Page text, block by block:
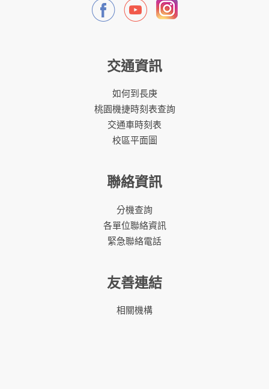
交通資訊
如何到長庚
桃園機捷時刻表查詢
交通車時刻表
校區平面圖
聯絡資訊
分機查詢
各單位聯絡資訊
緊急聯絡電話
友善連結
相關機構